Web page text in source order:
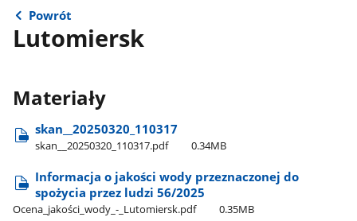
Powrót
Lutomiersk
Materiały
skan​_​_20250320​_110317
skan​_​_20250320​_110317.pdf 0.34MB
Informacja o jakości wody przeznaczonej do
spożycia przez ludzi 56/2025
Ocena​_jakości​_wody​_-​_Lutomiersk.pdf 0.35MB